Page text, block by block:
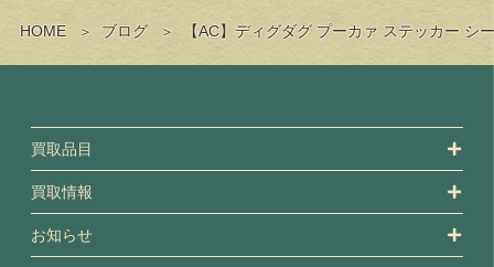
HOME ブログ 【AC】ディグダグ プーカァ ステッカー
買取品目
買取情報
お知らせ